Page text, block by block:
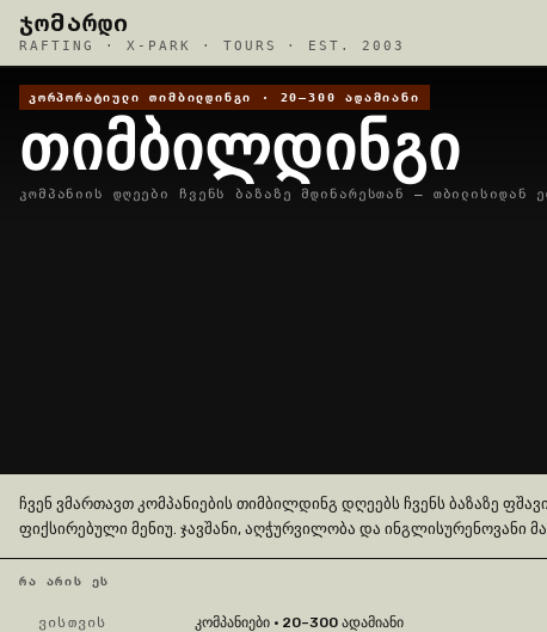
ᲯᲝᲛᲐᲠᲓᲘ
RAFTING · X-PARK · TOURS · EST. 2003
ᲙᲝᲠᲞᲝᲠᲐᲢᲘᲣᲚᲘ ᲗᲘᲛᲑᲘᲚᲓᲘᲜᲒᲘ · 20–300 ᲐᲓᲐᲛᲘᲐᲜᲘ
ᲗᲘᲛᲑᲘᲚᲓᲘᲜᲒᲘ
კომპანიის დღეები ჩვენს ბაზაზე მდინარესთან — თბილისიდან
ჩვენ ვმართავთ კომპანიების თიმბილდინგ დღეებს ჩვენს ბაზაზე
ფიქსირებული მენიუ. ჯავშანი, აღჭურვილობა და ინგლისურენოვანი
ᲠᲐ ᲐᲠᲘᲡ ᲔᲡ
ᲕᲘᲡᲗᲕᲘᲡ კომპანიები · 20–300 ადამიანი